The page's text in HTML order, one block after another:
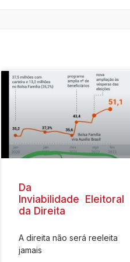
Da
Inviabilidade Eleitoral
da Direita
A direita não será reeleita
jamais